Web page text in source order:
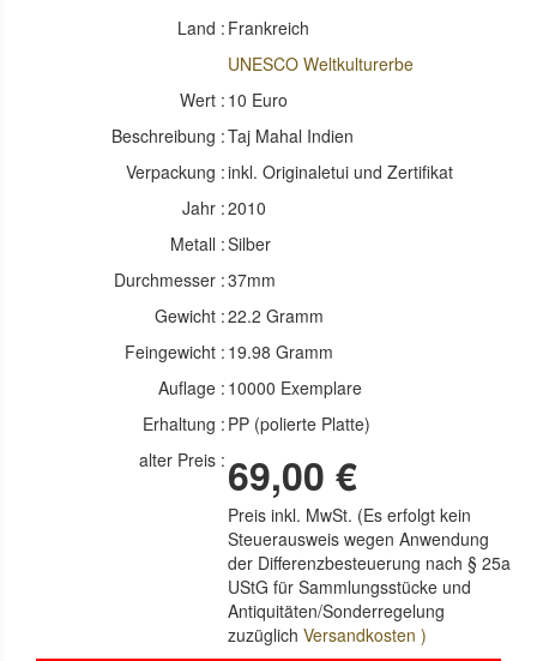
Land : Frankreich
UNESCO Weltkulturerbe
Wert : 10 Euro
Beschreibung :Taj Mahal Indien
Verpackung :inkl. Originaletui und Zertifikat
Jahr :2010
Metall :Silber
Durchmesser :37mm
Gewicht :22.2 Gramm
Feingewicht : 19.98 Gramm
Auflage : 10000 Exemplare
Erhaltung : PP (polierte Platte)
alter Preis : 69,00 €
Preis inkl. MwSt. (Es erfolgt kein
Steuerausweis wegen Anwendung
der Differenzbesteuerung nach § 25a
UStG für Sammlungsstücke und
Antiquitäten/Sonderregelung
zuzüglichVersandkosten )